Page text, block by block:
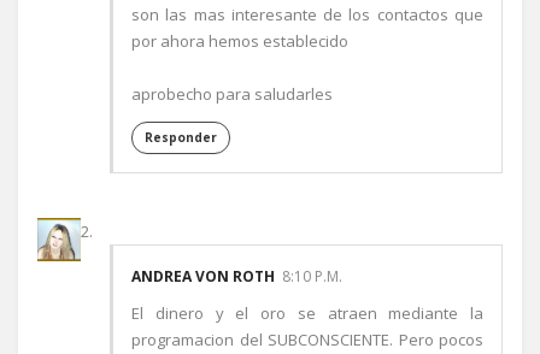
son las mas interesante de los contactos que
por ahora hemos establecido
aprobecho para saludarles
Responder
ANDREA VON ROTH 8:10 P.M.
El dinero y el oro se atraen mediante la
programacion del SUBCONSCIENTE. Pero pocos